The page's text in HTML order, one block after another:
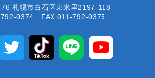
札幌市白石区東米里2197-118
792-0374 FAX 011-792-0375